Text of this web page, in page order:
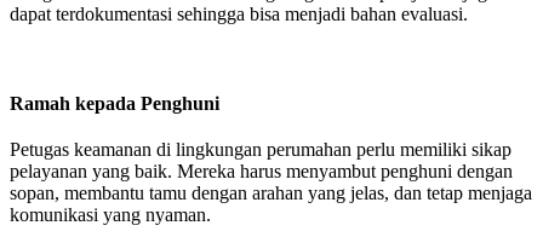
dapat terdokumentasi sehingga bisa menjadi bahan evaluasi.
Ramah kepada Penghuni
Petugas keamanan di lingkungan perumahan perlu memiliki sikap
pelayanan yang baik. Mereka harus menyambut penghuni dengan
sopan, membantu tamu dengan arahan yang jelas, dan tetap menjaga
komunikasi yang nyaman.